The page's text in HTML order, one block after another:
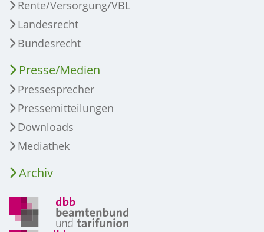
Rente/Versorgung/VBL
Landesrecht
Bundesrecht
Presse/Medien
Pressesprecher
Pressemitteilungen
Downloads
Mediathek
Archiv